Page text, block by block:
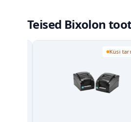
Teised Bixolon
Küsi